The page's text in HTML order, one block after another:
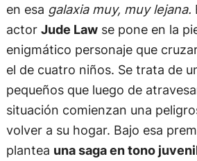
en esa galaxia muy, muy lejana.
actor Jude Lawse pone en la
enigmático personaje que
el de cuatro niños. Se trata de
pequeños que luego de
situación comienzan una
volver a su hogar. Bajo esa
plantea una saga en tono